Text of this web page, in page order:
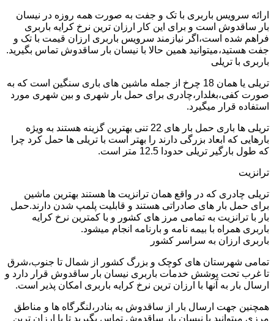
ارائه سرویس باربری با تک و جفت به صورت همه روزه در نیسان
بار ساقدوش است و برای این کار ارزان ترین نرخ کرایه باربری
فراهم شده است،اگر نیازمند سرویس باربری ارزان قیمت با تک و
جفت هستید،میتوانید همین حالا با نیسان بار ساقدوش تماس بگیرید.
باربری با تریلی
تریلی یا همان 18 چرخ از جمله ماشین های باری سنگین است که به
صورت کفی،بغلدار،چادری برای حمل بار شهری و بین شهری مورد
استفاده قرار میگیرد.
تریلی ها باری حمل بار های 22 تنی بهترین گزینه هستند به ویژه
بارهایی که ابعاد بزرگی دارند را بهتر است با تریلی ها حمل کرد چرا
که طول بارگیر تریلی حدودا 12.5 متر است.
ترانزیت
تریلی چادری که در واقع همان ترانزیت ها هستند بهترین ماشین
برای حمل بار های صادراتی هستند و قابلیت پلمپ شدن دارند.حمل
بار با ترانزیت به تمامی مرز های کشور و با کمترین نرخ کرایه
باربری همراه با بیمه نامه و بارنامه انجام میشود.
باربری ارزان به سراسر کشور
تمامی شهرستان های کوچک و بزرگ کشور از شمال تا جنوب،شرق
تا غرب تحت پوشش خدمات باربری نیسان بار ساقدوش قرار دارد و
ارسال بار به آنها با ارزان ترین نرخ کرایه باربری امکان پذیر است.
همچنین جهت ارسال بار از ساقدوش به بنادر،لنگرگاه ها و مناطق
مرزی میتوانید با نیسان بار ساقدوش تماس بگیرید تا با ارزان ترین